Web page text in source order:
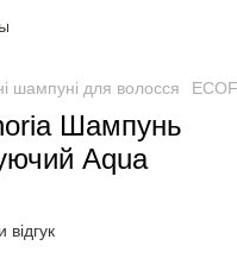
шампуні для волосся
Шампунь
Aqua
відгук